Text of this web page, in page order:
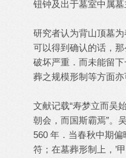
钮钟及出于墓室中属墓
研究者认为背山顶墓
可以得到确认的话，
破坏严重．而未能留
葬之规模形制等方面亦
文献记载“寿梦立而吴
朝会，而国斯霸焉”。
560 年．当春秋中期
符；在墓葬形制上，’